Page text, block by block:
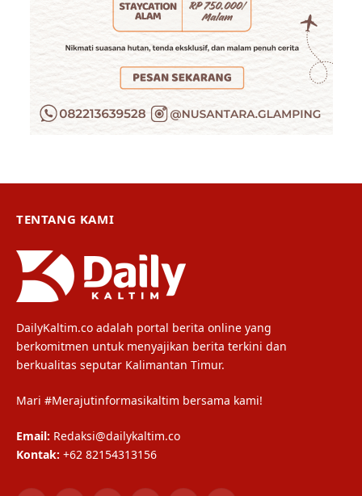
TENTANG KAMI
DailyKaltim.co adalah portal berita online yang
berkomitmen untuk menyajikan berita terkini dan
berkualitas seputar Kalimantan Timur.
Mari #Merajutinformasikaltim bersama kami!
Email: Redaksi@dailykaltim.co
Kontak: +62 82154313156